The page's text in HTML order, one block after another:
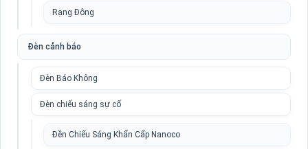
Rạng Đông
Đèn cảnh báo
Đèn Báo Không
Đèn chiếu sáng sự cố
Đền Chiếu Sáng Khẩn Cấp Nanoco